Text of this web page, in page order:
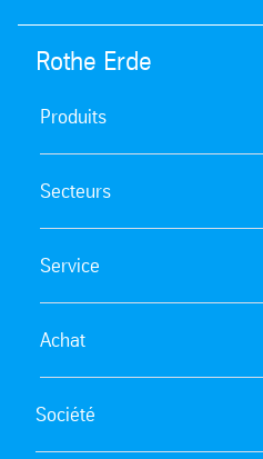
Rothe Erde
Produits
Secteurs
Service
Achat
Société